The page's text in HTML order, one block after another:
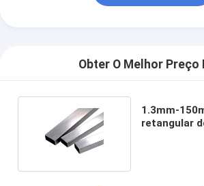
Obter O Melhor Preço
1.3mm-
retangular